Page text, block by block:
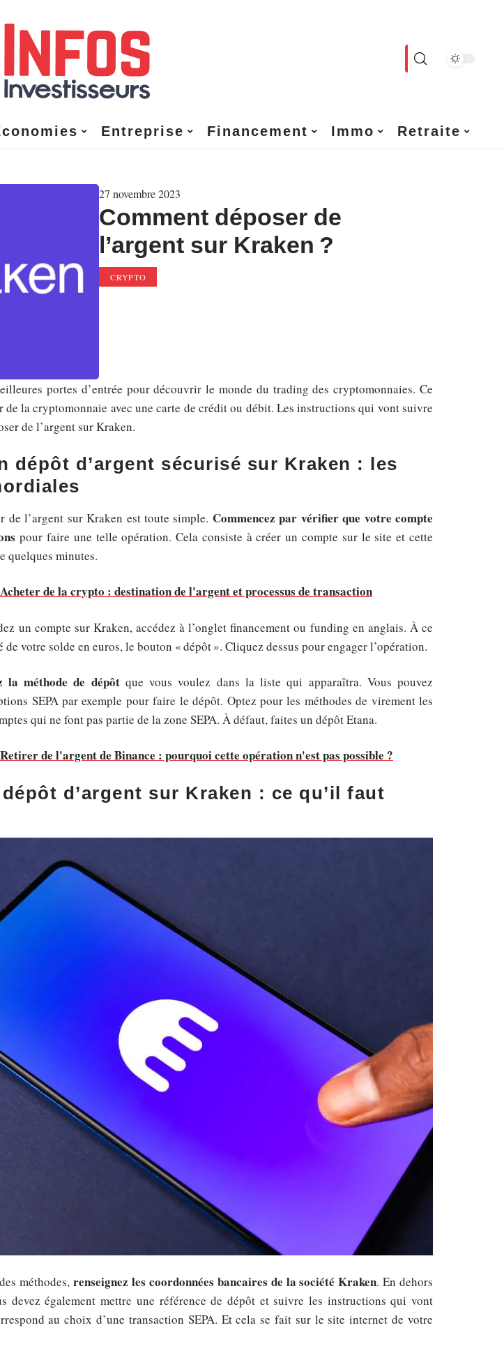
Entreprise Financement Immo Retraite
27 novembre 2023
Comment déposer de
l’argent sur Kraken ?
CRYPTO
portes d’entrée pour découvrir le monde du trading des cryptomonnaies. Ce
de la cryptomonnaie avec une carte de crédit ou débit. Les instructions qui vont suivre
de l’argent sur Kraken.
dépôt d’argent sécurisé sur Kraken : les
de l’argent sur Kraken est toute simple. Commencez par vérifier que votre compte
pour faire une telle opération. Cela consiste à créer un compte sur le site et cette
quelques minutes.
Acheter de la crypto : destination de l'argent et processus de transaction
un compte sur Kraken, accédez à l’onglet financement ou funding en anglais. À ce
de votre solde en euros, le bouton « dépôt ». Cliquez dessus pour engager l’opération.
la méthode de dépôtque vous voulez dans la liste qui apparaîtra. Vous pouvez
SEPA par exemple pour faire le dépôt. Optez pour les méthodes de virement les
qui ne font pas partie de la zone SEPA. À défaut, faites un dépôt Etana.
Retirer de l'argent de Binance : pourquoi cette opération n'est pas possible ?
d’argent sur Kraken : ce qu’il faut
méthodes,renseignez les coordonnées bancaires de la société Kraken. En dehors
devez également mettre une référence de dépôt et suivre les instructions qui vont
au choix d’une transaction SEPA. Et cela se fait sur le site internet de votre